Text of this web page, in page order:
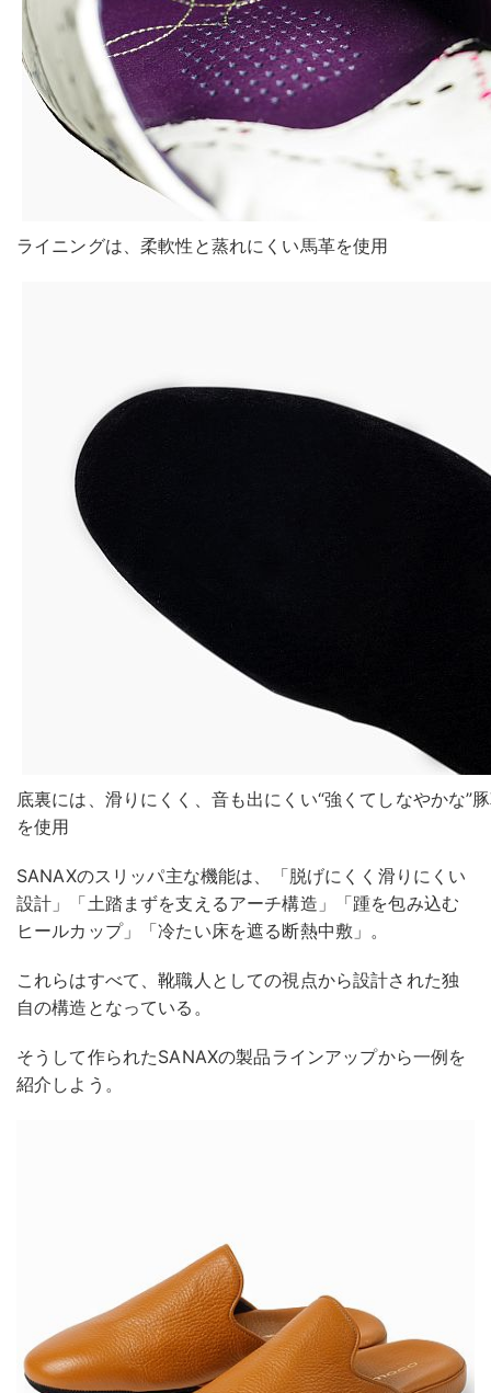
ライニングは、柔軟性と蒸れにくい馬革を使用
底裏には、滑りにくく、音も出にくい“強くてしなやかな”
を使用
SANAXのスリッパ主な機能は、「脱げにくく滑りにくい
設計」「土踏まずを支えるアーチ構造」「踵を包み込む
ヒールカップ」「冷たい床を遮る断熱中敷」。
これらはすべて、靴職人としての視点から設計された独
自の構造となっている。
そうして作られたSANAXの製品ラインアップから一例を
紹介しよう。